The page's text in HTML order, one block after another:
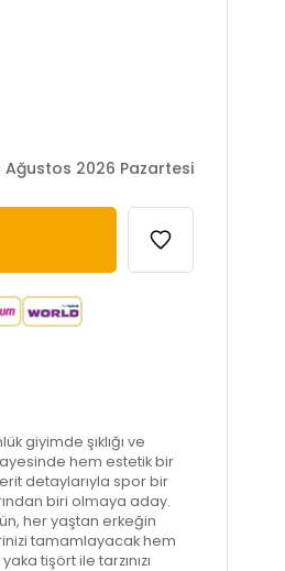
Ağustos 2026 Pazartesi
giyimde şıklığı ve
hem estetik bir
detaylarıyla spor bir
biri olmaya aday.
her yaştan erkeğin
tamamlayacak hem
tişört ile tarzınızı